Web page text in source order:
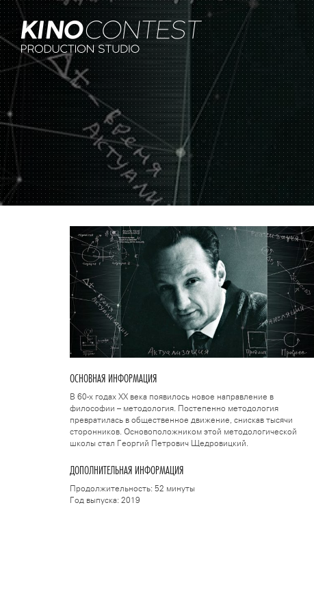
ОСНОВНАЯ ИНФОРМАЦИЯ
В 60-х годах ХХ века появилось новое направление в
философии – методология. Постепенно методология
превратилась в общественное движение, снискав тысячи
сторонников. Основоположником этой методологической
школы стал Георгий Петрович Щедровицкий.
ДОПОЛНИТЕЛЬНАЯ ИНФОРМАЦИЯ
Продолжительность: 52 минуты
Год выпуска: 2019